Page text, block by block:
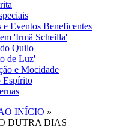
e Eventos Beneficentes
'Irmã Scheilla'
Quilo
de Luz'
e Mocidade
Espírito
INÍCIO »
DUTRA DIAS